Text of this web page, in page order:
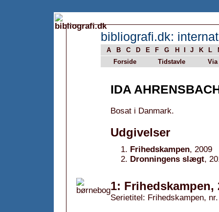
bibliografi.dk:
A B C D E F G H J K L
Forside
Tidstavle Via
IDA
Bosat i Danmark.
Udgivelser
Frihedskampen, 2009
Dronningens slægt,
1: Frihedskampen,
Serietitel: Frihedskampen,